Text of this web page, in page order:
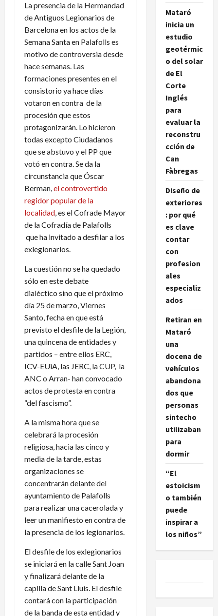
La presencia de la Hermandad
de Antiguos Legionarios de
Barcelona en los actos de la
Semana Santa en Palafolls es
motivo de controversia desde
hace semanas. Las
formaciones presentes en el
consistorio ya hace días
votaron en contra de la
procesión que estos
protagonizarán. Lo hicieron
todas excepto Ciudadanos
que se abstuvo y el PP que
votó en contra. Se da la
circunstancia que Óscar
Berman,el controvertido
regidor popular de la
localidad, es el Cofrade Mayor
de la Cofradía de Palafolls
que ha invitado a desfilar a los
exlegionarios.
La cuestión no se ha quedado
sólo en este debate
dialéctico sino que el próximo
día 25 de marzo, Viernes
Santo, fecha en que está
previsto el desfile de la Legión,
una quincena de entidades y
partidos – entre ellos ERC,
ICV-EUiA, las JERC, la CUP, la
ANC o Arran- han convocado
actos de protesta en contra
“del fascismo”.
A la misma hora que se
celebrará la procesión
religiosa, hacia las cinco y
media de la tarde, estas
organizaciones se
concentrarán delante del
ayuntamiento de Palafolls
para realizar una cacerolada y
leer un manifiesto en contra de
la presencia de los legionarios.
El desfile de los exlegionarios
se iniciará en la calle Sant Joan
y finalizará delante de la
capilla de Sant Lluis. El desfile
contará con la participación
de la banda de esta entidad y
Mataró
inicia un
estudio
geotérmic
o del solar
de El
Corte
Inglés
para
evaluar la
reconstru
cción de
Can
Fàbregas
Diseño de
exteriores
: por qué
es clave
contar
con
profesion
ales
especializ
ados
Retiran en
Mataró
una
docena de
vehículos
abandona
dos que
personas
sintecho
utilizaban
para
dormir
“El
estoicism
o también
puede
inspirar a
los niños”